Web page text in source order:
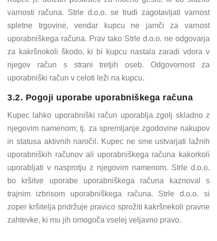
varnosti računa. Strle d.o.o. se trudi zagotavljati varnost
spletne trgovine, vendar kupcu ne jamči za varnost
uporabniškega računa. Prav tako Strle d.o.o. ne odgovarja
za kakršnokoli škodo, ki bi kupcu nastala zaradi vdora v
njegov račun s strani tretjih oseb. Odgovornost za
uporabniški račun v celoti leži na kupcu.
3.2. Pogoji uporabe uporabniškega računa
Kupec lahko uporabniški račun uporablja zgolj skladno z
njegovim namenom; tj. za spremljanje zgodovine nakupov
in statusa aktivnih naročil. Kupec ne sme ustvarjati lažnih
uporabniških računov ali uporabniškega računa kakorkoli
uporabljati v nasprotju z njegovim namenom. Strle d.o.o.
bo kršitve uporabe uporabniškega računa kaznoval s
trajnim izbrisom uporabniškega računa. Strle d.o.o. si
zoper kršitelja pridržuje pravico sprožiti kakršnekoli pravne
zahtevke, ki mu jih omogoča vselej veljavno pravo.